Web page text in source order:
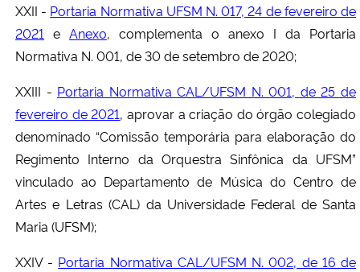
XXII - Portaria Normativa UFSM N. 017, 24 de fevereiro de
2021 e Anexo, complementa o anexo I da Portaria
Normativa N. 001, de 30 de setembro de 2020;
XXIII - Portaria Normativa CAL/UFSM N. 001, de 25 de
fevereiro de 2021, aprovar a criação do órgão colegiado
denominado “Comissão temporária para elaboração do
Regimento Interno da Orquestra Sinfônica da UFSM”
vinculado ao Departamento de Música do Centro de
Artes e Letras (CAL) da Universidade Federal de Santa
Maria (UFSM);
XXIV - Portaria Normativa CAL/UFSM N. 002, de 16 de